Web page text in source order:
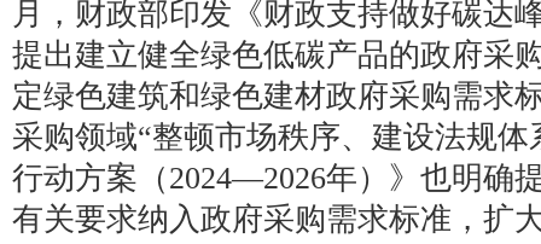
月，财政部印发《财政支持做好碳达
提出建立健全绿色低碳产品的政府采
定绿色建筑和绿色建材政府采购需求
采购领域“整顿市场秩序、建设法规
行动方案（2024—2026年）》也明确
有关要求纳入政府采购需求标准，扩